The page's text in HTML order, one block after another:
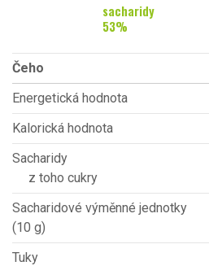
sacharidy
53%
Čeho
Energetická hodnota
Kalorická hodnota
Sacharidy
z toho cukry
Sacharidové výměnné jednotky
(10 g)
Tuky